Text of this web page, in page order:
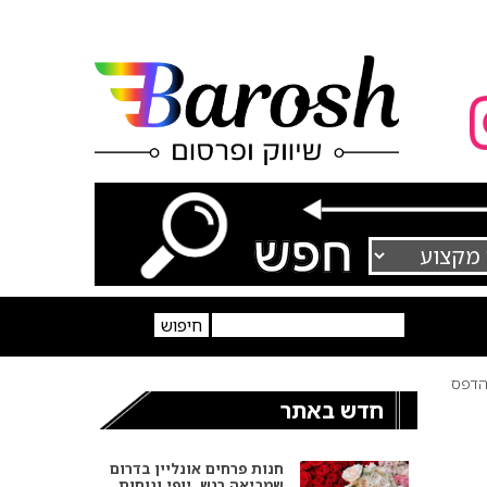
הדפס
חדש באתר
חנות פרחים אונליין בדרום